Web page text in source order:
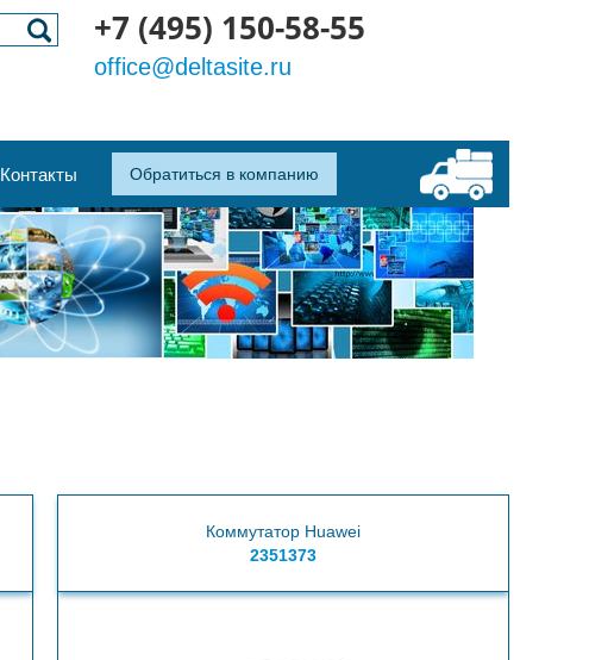
+7 (495) 150-58-55
office@deltasite.ru
Контакты Обратиться в компанию
Коммутатор Huawei
2351373